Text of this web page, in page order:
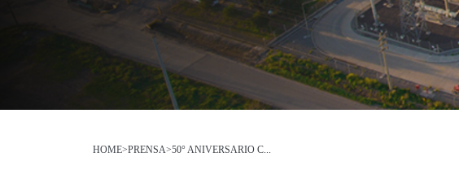
HOME>PRENSA>50° ANIVERSARIO C...